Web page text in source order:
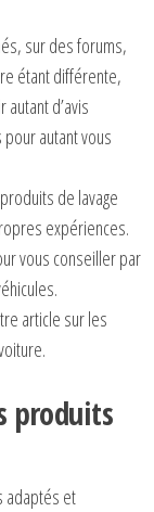
sur des forums,
étant différente,
autant d’avis
autant vous
de lavage
expériences.
vous conseiller par
article sur les
produits
adaptés et